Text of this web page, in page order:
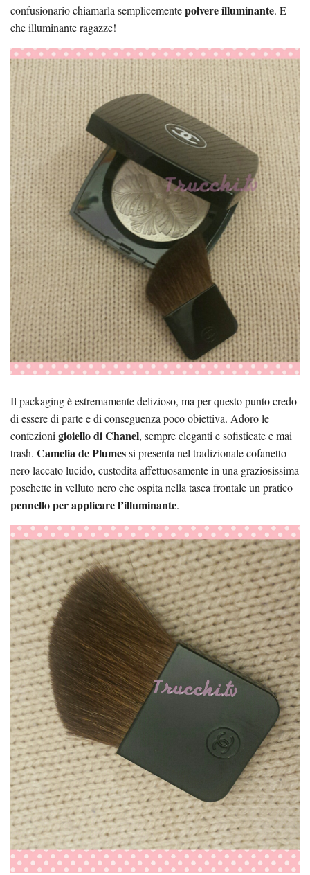
confusionario chiamarla semplicementepolvere illuminante. E
che illuminante ragazze!
Il packaging è estremamente delizioso, ma per questo punto credo
di essere di parte e di conseguenza poco obiettiva. Adoro le
confezioni gioiello di Chanel, sempre eleganti e sofisticate e mai
trash. Camelia de Plumessi presenta nel tradizionale cofanetto
nero laccato lucido, custodita affettuosamente in una graziosissima
poschette in velluto nero che ospita nella tasca frontale un pratico
pennello per applicare l’illuminante.